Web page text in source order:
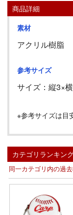
商品詳細
素材
アクリル樹脂
参考サイズ
サイズ：縦3×横
※参考サイズは目
カテゴリランキン
同一カテゴリ内の過